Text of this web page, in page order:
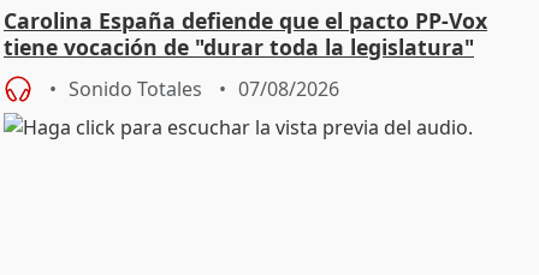
Carolina España defiende que el pacto PP-Vox
tiene vocación de "durar toda la legislatura"
Sonido Totales 07/08/2026